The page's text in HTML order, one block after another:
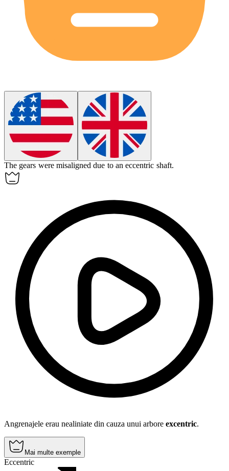
The gears were misaligned due to aneccentric shaft.
Angrenajele erau nealiniate din cauza unui arbore excentric.
Mai multe exemple
Eccentric